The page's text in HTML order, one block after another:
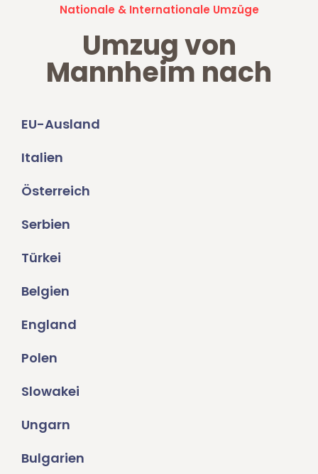
Nationale & Internationale Umzüge
Umzug von
Mannheim nach
EU-Ausland
Italien
Österreich
Serbien
Türkei
Belgien
England
Polen
Slowakei
Ungarn
Bulgarien